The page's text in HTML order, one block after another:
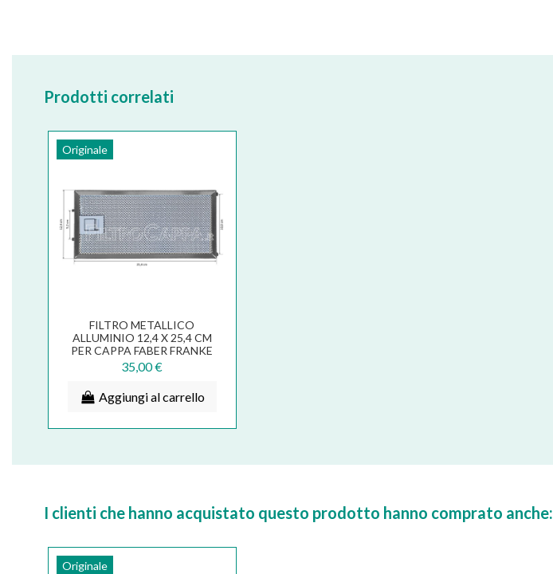
Prodotti correlati
Originale
FILTRO METALLICO
ALLUMINIO 12,4 X 25,4 CM
PER CAPPA FABER FRANKE
SMEG IKEA 133.0377.820
35,00 €
Aggiungi al carrello
I clienti che hanno acquistato questo prodotto hanno comprato anche:
Originale